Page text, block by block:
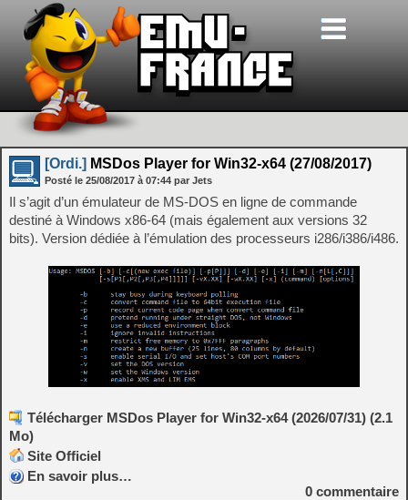
[Ordi.] MSDos Player for Win32-x64 (27/08/2017)
Posté le 25/08/2017 à 07:44 par Jets
Il s’agit d’un émulateur de MS-DOS en ligne de commande
destiné à Windows x86-64 (mais également aux versions 32
bits). Version dédiée à l’émulation des processeurs i286/i386/i486.
Télécharger MSDos Player for Win32-x64 (2026/07/31) (2.1
Mo)
Site Officiel
En savoir plus…
0 commentaire